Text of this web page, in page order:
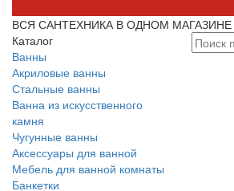
ВСЯ САНТЕХНИКА В ОДНОМ МАГАЗИНЕ
Каталог
Ванны
Акриловые ванны
Стальные ванны
Ванна из искусственного
камня
Чугунные ванны
Аксессуары для ванной
Мебель для ванной комнаты
Банкетки